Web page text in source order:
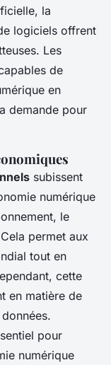
la
logiciels offrent
Les
de
en
demande pour
subissent
numérique
le
permet aux
tout en
cette
en matière de
pour
numérique